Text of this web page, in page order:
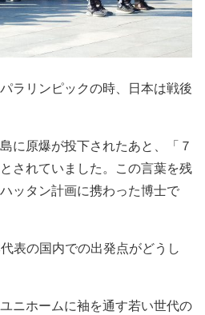
ラリンピックの時、日本は戦後
に原爆が投下されたあと、「７
されていました。この言葉を残
ッタン計画に携わった博士で
表の国内での出発点がどうし
ニホームに袖を通す若い世代の